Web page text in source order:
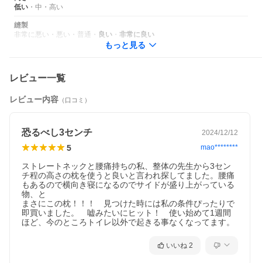
「理想の寝姿勢」で眠るためには、ほとんどの場合、高い枕は必
この理想の寝姿勢とは、自然に立っているときの姿勢をそのまま
横にした姿勢のことで、身体に負担がかからない寝姿勢だといわ
低い ・ 中 ・ 高い
縫製
非常に悪い ・ 悪い ・ 普通 ・ 良い ・ 非常に良い
もっと見る
レビュー一覧
レビュー内容 （口コミ）
恐るべし3センチ 2024/12/12
5 mao********
ストレートネックと腰痛持ちの私、整体の先生から3セン
チ程の高さの枕を使うと良いと言われ探してました。腰痛
もあるので横向き寝になるのでサイドが盛り上がっている
物、と
まさにこの枕！！！　見つけた時には私の条件ぴったりで
即買いました。　嘘みたいにヒット！　使い始めて1週間
ほど、今のところトイレ以外で起きる事なくなってます。
いいね 2